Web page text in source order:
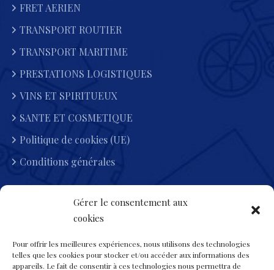
Gérer le consentement aux
cookies
Pour offrir les meilleures expériences, nous utilisons des technologies
telles que les cookies pour stocker et/ou accéder aux informations des
appareils. Le fait de consentir à ces technologies nous permettra de
FRET AERIEN
TRANSPORT ROUTIER
TRANSPORT MARITIME
PRESTATIONS LOGISTIQUES
VINS ET SPIRITUEUX
SANTE ET COSMETIQUE
Politique de cookies (UE)
Conditions générales
Heures D'ouvertures
Lun-Dimanche : 7:00 - 19:00